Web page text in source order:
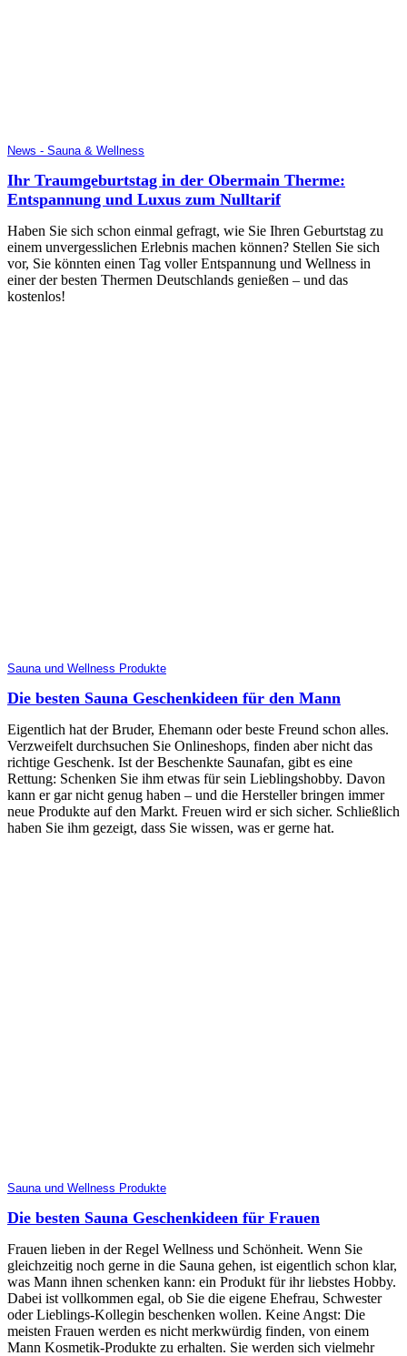
News - Sauna & Wellness
Ihr Traumgeburtstag in der Obermain Therme:
Entspannung und Luxus zum Nulltarif
Haben Sie sich schon einmal gefragt, wie Sie Ihren Geburtstag zu
einem unvergesslichen Erlebnis machen können? Stellen Sie sich
vor, Sie könnten einen Tag voller Entspannung und Wellness in
einer der besten Thermen Deutschlands genießen – und das
kostenlos!
Sauna und Wellness Produkte
Die besten Sauna Geschenkideen für den Mann
Eigentlich hat der Bruder, Ehemann oder beste Freund schon alles.
Verzweifelt durchsuchen Sie Onlineshops, finden aber nicht das
richtige Geschenk. Ist der Beschenkte Saunafan, gibt es eine
Rettung: Schenken Sie ihm etwas für sein Lieblingshobby. Davon
kann er gar nicht genug haben – und die Hersteller bringen immer
neue Produkte auf den Markt. Freuen wird er sich sicher. Schließlich
haben Sie ihm gezeigt, dass Sie wissen, was er gerne hat.
Sauna und Wellness Produkte
Die besten Sauna Geschenkideen für Frauen
Frauen lieben in der Regel Wellness und Schönheit. Wenn Sie
gleichzeitig noch gerne in die Sauna gehen, ist eigentlich schon klar,
was Mann ihnen schenken kann: ein Produkt für ihr liebstes Hobby.
Dabei ist vollkommen egal, ob Sie die eigene Ehefrau, Schwester
oder Lieblings-Kollegin beschenken wollen. Keine Angst: Die
meisten Frauen werden es nicht merkwürdig finden, von einem
Mann Kosmetik-Produkte zu erhalten. Sie werden sich vielmehr